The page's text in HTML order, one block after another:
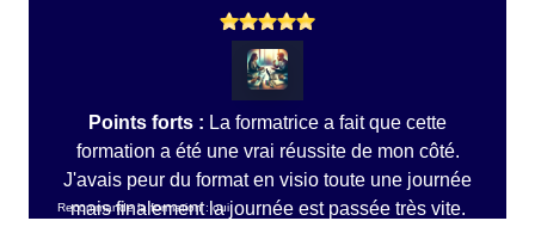
Points forts : La formatrice a fait que cette
formation a été une vrai réussite de mon côté.
J'avais peur du format en visio toute une journée
mais finalement la journée est passée très vite.
Recommande la formation : oui